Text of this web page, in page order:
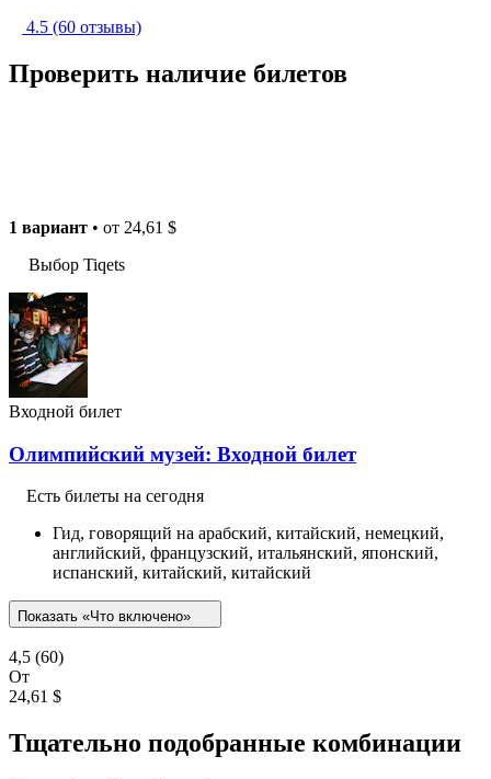
4.5 (60 отзывы)
Проверить наличие билетов
1 вариант • от 24,61 $
Выбор Tiqets
Входной билет
Олимпийский музей: Входной билет
Есть билеты на сегодня
Гид, говорящий на арабский, китайский, немецкий,
английский, французский, итальянский, японский,
испанский, китайский, китайский
Показать «Что включено»
4,5 (60)
От
24,61 $
Тщательно подобранные комбинации